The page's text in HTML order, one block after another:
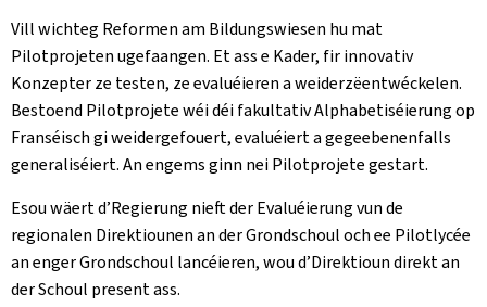
Vill wichteg Reformen am Bildungswiesen hu mat
Pilotprojeten ugefaangen. Et ass e Kader, fir innovativ
Konzepter ze testen, ze evaluéieren a weiderzëentwéckelen.
Bestoend Pilotprojete wéi déi fakultativ Alphabetiséierung op
Franséisch gi weidergefouert, evaluéiert a gegeebenenfalls
generaliséiert. An engems ginn nei Pilotprojete gestart.
Esou wäert d’Regierung nieft der Evaluéierung vun de
regionalen Direktiounen an der Grondschoul och ee Pilotlycée
an enger Grondschoul lancéieren, wou d’Direktioun direkt an
der Schoul present ass.